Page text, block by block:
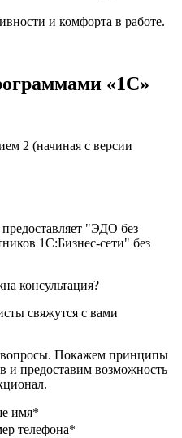
и комфорта в работе.
«1С»
2 (начиная с версии
"ЭДО без
1С:Бизнес-сети" без
консультация?
свяжутся с вами
Покажем принципы
и предоставим возможность
имя*
телефона*